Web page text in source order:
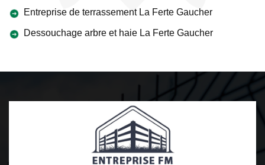
Entreprise de terrassement La Ferte Gaucher
Dessouchage arbre et haie La Ferte Gaucher